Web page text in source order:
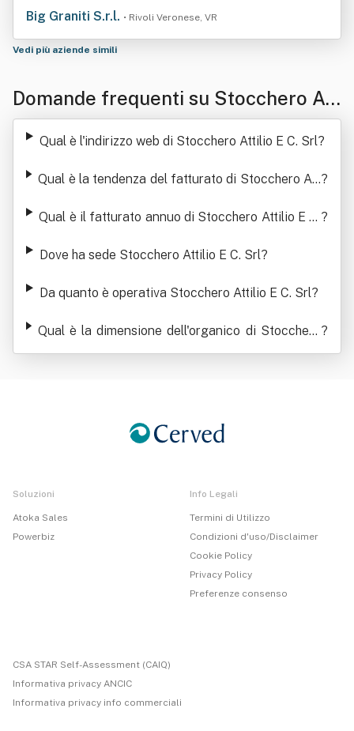
Big Graniti S.r.l. • Rivoli Veronese, VR
Vedi più aziende simili
Domande frequenti su Stocchero Att
ilio E C. Srl
Qual è l'indirizzo web di Stocchero Attilio E C. Srl?
Qual è la tendenza del fatturato di Stocchero Att?
Qual è il fatturato annuo di Stocchero Attilio E C. ?
Dove ha sede Stocchero Attilio E C. Srl?
Da quanto è operativa Stocchero Attilio E C. Srl?
Qual è la dimensione dell'organico di Stocchero
Attilio E C. Srl
?
Soluzioni
Atoka Sales
Powerbiz
Info Legali
Termini di Utilizzo
Condizioni d'uso/Disclaimer
Cookie Policy
Privacy Policy
Preferenze consenso
CSA STAR Self-Assessment (CAIQ)
Informativa privacy ANCIC
Informativa privacy info commerciali